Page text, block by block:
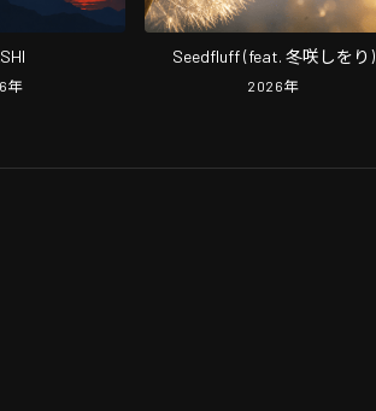
年
Seedfluff (feat. 冬咲しをり)
2026年